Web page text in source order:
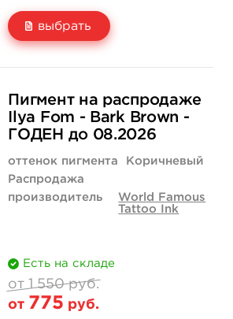
выбрать
500 руб.
300 руб.
купить
1 200 руб.
720 руб.
нет на складе
Пигмент на распродаже
Ilya Fom - Bark Brown -
ГОДЕН до 08.2026
оттенок пигмента
Коричневый
Распродажа
производитель
World Famous
Tattoo Ink
Есть на складе
от 1 550 руб.
от 775 руб.